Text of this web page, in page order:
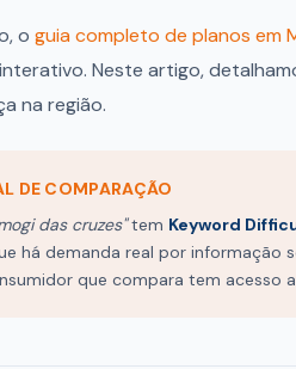
o guia completo de planos em
Neste artigo,
na região.
DE COMPARAÇÃO
das cruzes"tem Keyword
há demanda real por informação
que compara tem acesso